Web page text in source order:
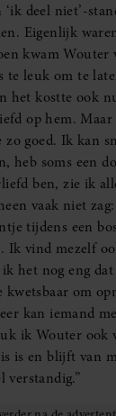
deel niet’-
Eigenlijk
kwam
te leuk om te
het kostte ook
op hem. Maar
zo goed. Ik kan
heb soms een
ben, zie ik
vaak niet
tijdens een
Ik vind mezelf
het nog eng
kwetsbaar om
kan iemand
ik Wouter ook
is en blijft van